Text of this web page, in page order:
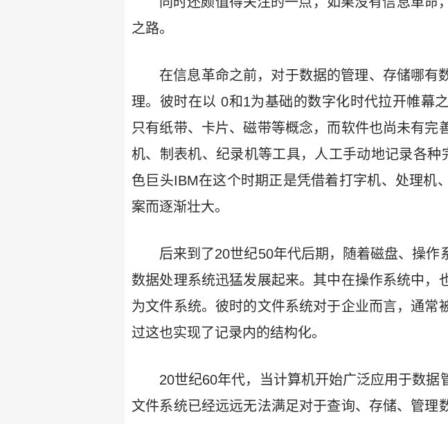
之路。
在信息革命之前，对于数据的管理、存储哪有
理。彼时在以 0和1为基础的数字化时代拉开帷幕
只有纸带、卡片、磁带等概念，而软件也尚未有
机、制表机、纪录机等工具，人工手动地记录各
色巨头IBM在这个时期正是凭借着打字机、处理机
案而逐渐壮大。
后来到了20世纪50年代后期，随着磁盘、操
数据处理系统迅猛发展起来。其中在操作系统中，
为文件系统。彼时的文件系统对于企业而言，通
过这也实现了记录内的结构化。
20世纪60年代，当计算机开始广泛应用于数
文件系统已经远远无法满足对于查询、存储、管